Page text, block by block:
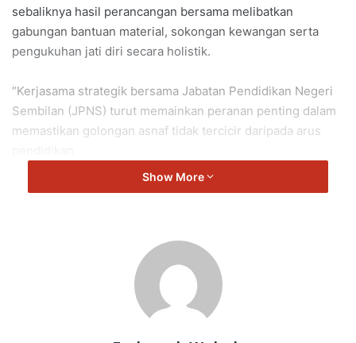
sebaliknya hasil perancangan bersama melibatkan
gabungan bantuan material, sokongan kewangan serta
pengukuhan jati diri secara holistik.
“Kerjasama strategik bersama Jabatan Pendidikan Negeri
Sembilan (JPNS) turut memainkan peranan penting dalam
memastikan golongan asnaf tidak tercicir daripada arus
“Peningkatan prestasi itu adalah hasil perancangan
Tambahnya, bantuan kewangan yang disalurkan secara
konsisten setiap tahun termasuk bantuan kelengkapan
Show More